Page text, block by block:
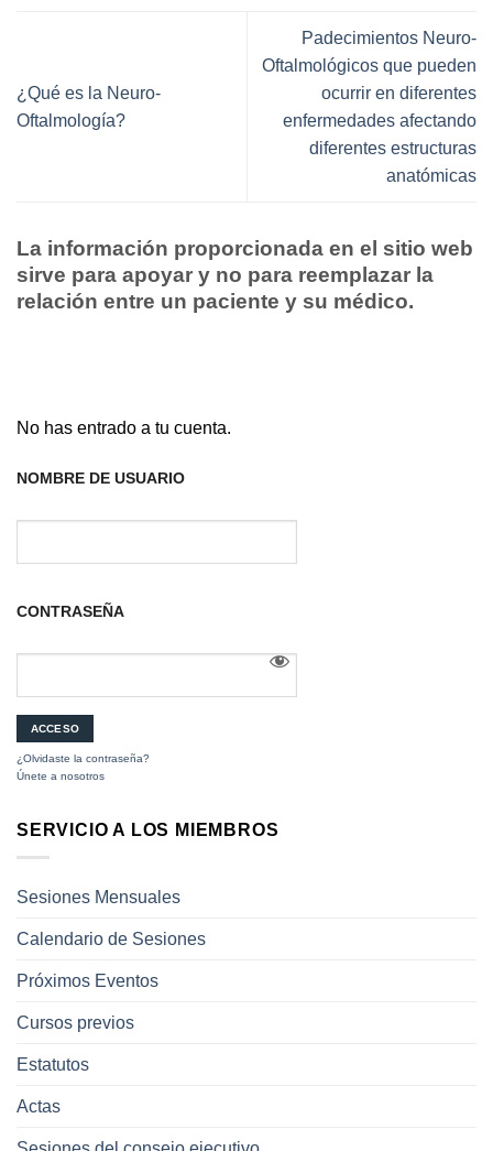
¿Qué es la Neuro-
Oftalmología?
Padecimientos Neuro-
Oftalmológicos que pueden
ocurrir en diferentes
enfermedades afectando
diferentes estructuras
anatómicas
La información proporcionada en el sitio web
sirve para apoyar y no para reemplazar la
relación entre un paciente y su médico.
No has entrado a tu cuenta.
NOMBRE DE USUARIO
CONTRASEÑA
¿Olvidaste la contraseña?
Únete a nosotros
SERVICIO A LOS MIEMBROS
Sesiones Mensuales
Calendario de Sesiones
Próximos Eventos
Cursos previos
Estatutos
Actas